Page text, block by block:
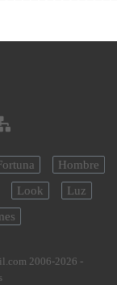
Hombre
Look
Luz
2006-2026 -